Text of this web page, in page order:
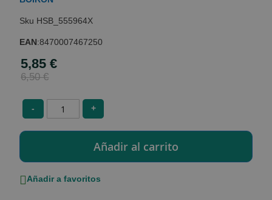
galleryHSB_555964X
EAN:8470007467250
Special
Price
5,85 €
6,50 €
- +
Añadir a favoritos